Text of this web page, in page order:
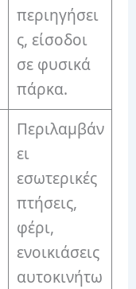
περιηγήσει
ς, είσοδοι
σε φυσικά
πάρκα.
Περιλαμβάν
ει
εσωτερικές
πτήσεις,
φέρι,
ενοικιάσεις
αυτοκινήτω